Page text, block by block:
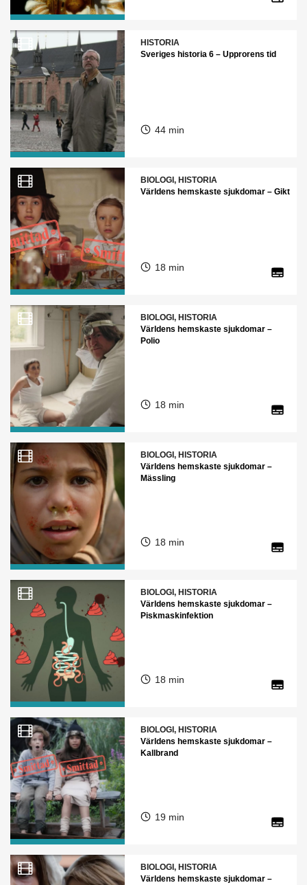
HISTORIA
Sveriges historia 6 – Upprorens tid
44 min
BIOLOGI, HISTORIA
Världens hemskaste sjukdomar – Gikt
18 min
BIOLOGI, HISTORIA
Världens hemskaste sjukdomar –
Polio
18 min
BIOLOGI, HISTORIA
Världens hemskaste sjukdomar –
Mässling
18 min
BIOLOGI, HISTORIA
Världens hemskaste sjukdomar –
Piskmaskinfektion
18 min
BIOLOGI, HISTORIA
Världens hemskaste sjukdomar –
Kallbrand
19 min
BIOLOGI, HISTORIA
Världens hemskaste sjukdomar –